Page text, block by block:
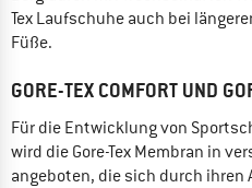
Tex Laufschuhe auch bei
Füße.
GORE-TEX COMFORT UND
Für die Entwicklung von
wird die Gore-Tex Membran in
angeboten, die sich durch